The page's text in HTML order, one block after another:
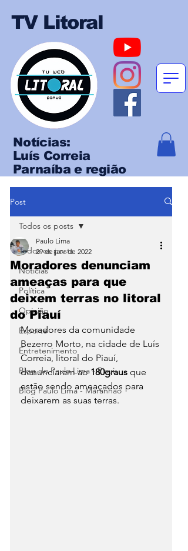
TV Litoral
Notícias:
Luís Correia
Parnaíba e região
Post
Todos os posts
Notícias
Política
Opinião
Esporte
Entretenimento
Blog do Paulo Lima - Piaui
Blog Paulo Lima - Maranhão
Todos os posts
Moradores denunciam
ameaças para que
deixem terras no litoral
do Piauí
Paulo Lima
29 de jan. de 2022
Moradores da comunidade
Bezerro Morto, na cidade de Luís
Correia, litoral do Piauí,
denunciaram ao 180graus que
estão sendo ameaçados para
deixarem as suas terras.